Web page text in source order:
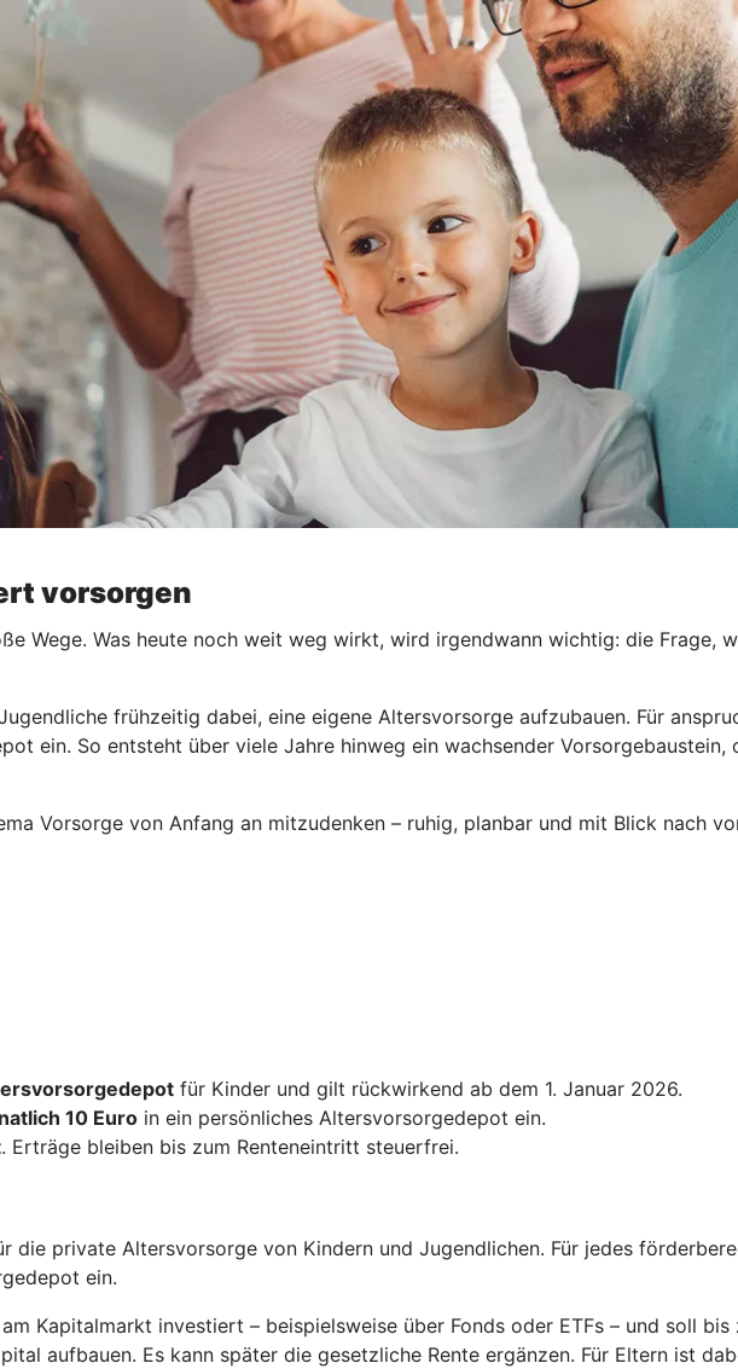
vorsorgen
Wege. Was heute noch weit weg wirkt, wird irgendwann wichtig: die Frage,
frühzeitig dabei, eine eigene Altersvorsorge aufzubauen. Für
ein. So entsteht über viele Jahre hinweg ein wachsender Vorsorgebaustein,
Vorsorge von Anfang an mitzudenken – ruhig, planbar und mit Blick nach
für Kinder und gilt rückwirkend ab dem 1. Januar 2026.
10 Euro in ein persönliches Altersvorsorgedepot ein.
. Erträge bleiben bis zum Renteneintritt steuerfrei.
die private Altersvorsorge von Kindern und Jugendlichen. Für jedes
ein.
Kapitalmarkt investiert – beispielsweise über Fonds oder ETFs – und soll bis
aufbauen. Es kann später die gesetzliche Rente ergänzen. Für Eltern ist